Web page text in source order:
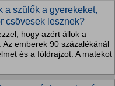
a szülők a gyerekeket,
csövesek lesznek?
hogy azért állok a
emberek 90 százalékánál
és a földrajzot. A matekot